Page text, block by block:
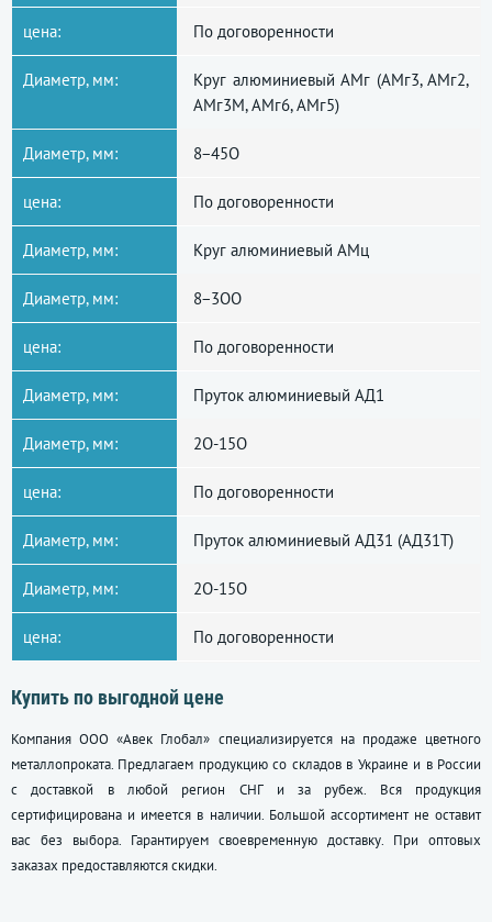
цена: По договоренности
Диаметр, мм:
Круг алюминиевый АМг (АМг3, АМг2,
АМг3М, АМг6, АМг5)
Диаметр, мм: 8−45О
цена: По договоренности
Диаметр, мм: Круг алюминиевый АМц
Диаметр, мм: 8−3ОО
цена: По договоренности
Диаметр, мм: Пруток алюминиевый АД1
Диаметр, мм: 2О-15О
цена: По договоренности
Диаметр, мм: Пруток алюминиевый АД31 (АД31Т)
Диаметр, мм: 2О-15О
цена: По договоренности
Купить по выгодной цене
Компания ООО «Авек Глобал» специализируется на продаже цветного
металлопроката. Предлагаем продукцию со складов в Украине и в России
с доставкой в любой регион СНГ и за рубеж. Вся продукция
сертифицирована и имеется в наличии. Большой ассортимент не оставит
вас без выбора. Гарантируем своевременную доставку. При оптовых
заказах предоставляются скидки.